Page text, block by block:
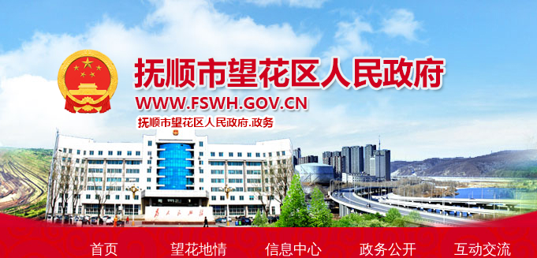
首页 望花地情 信息中心 政务公开 互动交流